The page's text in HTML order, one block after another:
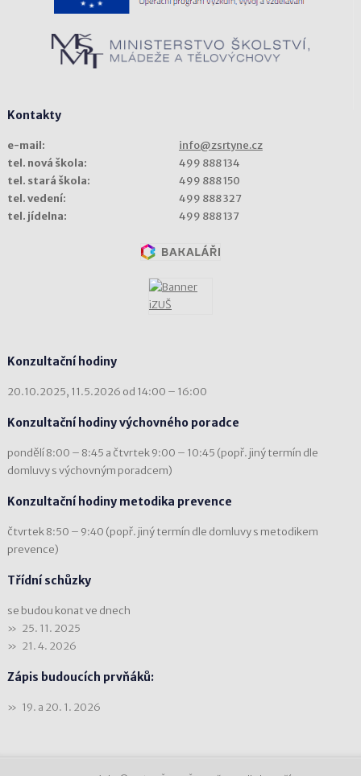
Kontakty
e-mail:
info@zsrtyne.cz
tel. nová škola:
499 888 134
tel. stará škola:
499 888 150
tel. vedení:
499 888 327
tel. jídelna:
499 888 137
Konzultační hodiny
20.10.2025, 11.5.2026 od 14:00 – 16:00
Konzultační hodiny výchovného poradce
pondělí 8:00 – 8:45 a čtvrtek 9:00 – 10:45 (popř. jiný termín dle
domluvy s výchovným poradcem)
Konzultační hodiny metodika prevence
čtvrtek 8:50 – 9:40 (popř. jiný termín dle domluvy s metodikem
prevence)
Třídní schůzky
se budou konat ve dnech
25. 11. 2025
21. 4. 2026
Zápis budoucích prvňáků:
19. a 20. 1. 2026